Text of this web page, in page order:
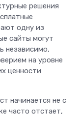
решения
одну из
сайты могут
независимо,
на уровне
ценности
начинается не с
часто отстает,